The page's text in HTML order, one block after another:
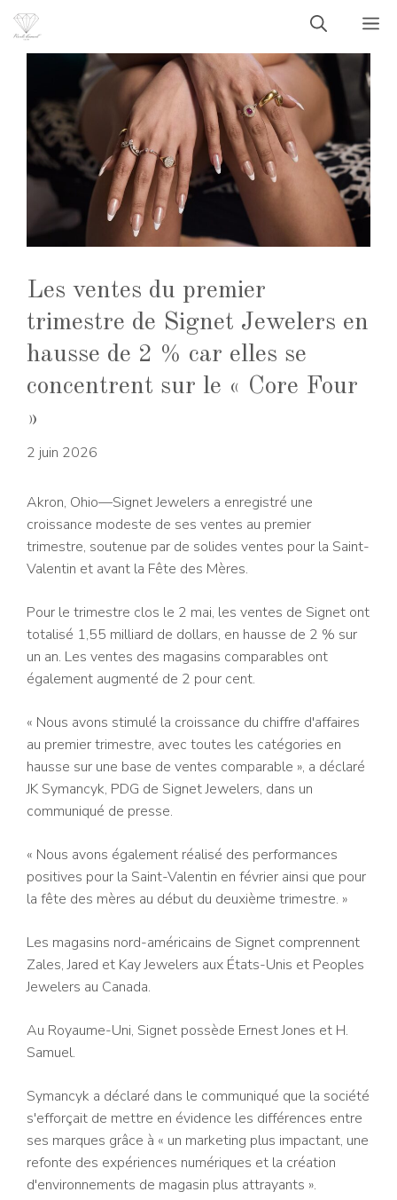
Aller
contenu
Les ventes du premier
trimestre de Signet Jewelers en
hausse de 2 % car elles se
concentrent sur le « Core Four
»
2 juin 2026
Akron, Ohio—Signet Jewelers a enregistré une
croissance modeste de ses ventes au premier
trimestre, soutenue par de solides ventes pour la Saint-
Valentin et avant la Fête des Mères.
Pour le trimestre clos le 2 mai, les ventes de Signet ont
totalisé 1,55 milliard de dollars, en hausse de 2 % sur
un an. Les ventes des magasins comparables ont
également augmenté de 2 pour cent.
« Nous avons stimulé la croissance du chiffre d'affaires
au premier trimestre, avec toutes les catégories en
hausse sur une base de ventes comparable », a déclaré
JK Symancyk, PDG de Signet Jewelers, dans un
communiqué de presse.
« Nous avons également réalisé des performances
positives pour la Saint-Valentin en février ainsi que pour
la fête des mères au début du deuxième trimestre. »
Les magasins nord-américains de Signet comprennent
Zales, Jared et Kay Jewelers aux États-Unis et Peoples
Jewelers au Canada.
Au Royaume-Uni, Signet possède Ernest Jones et H.
Samuel.
Symancyk a déclaré dans le communiqué que la société
s'efforçait de mettre en évidence les différences entre
ses marques grâce à « un marketing plus impactant, une
refonte des expériences numériques et la création
d'environnements de magasin plus attrayants ».